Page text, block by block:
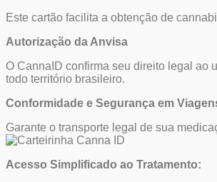
Este cartão facilita a obtenção de
Autorização da Anvisa
O CannaID confirma seu direito legal ao
todo território brasileiro.
Conformidade e Segurança em
Garante o transporte legal de sua
Acesso Simplificado ao Tratamento: